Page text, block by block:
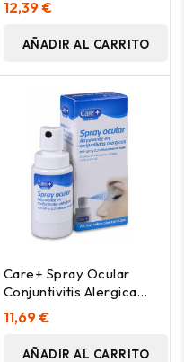
12,39 €
AÑADIR AL CARRITO
Care+ Spray Ocular
Conjuntivitis Alergica
10Ml
11,69 €
AÑADIR AL CARRITO